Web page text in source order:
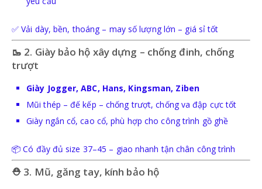
KHẨU TRANG
MẶT NẠ PHÒNG ĐỘC - BỤI
✅ Vải dày, bền, thoáng – may số lượng lớn – giá sỉ tốt
🥾 2. Giày bảo hộ xây dựng – chống đinh, chống
trượt
Giày Jogger, ABC, Hans, Kingsman, Ziben
Mũi thép – đế kếp – chống trượt, chống va đập cực tốt
Giày ngắn cổ, cao cổ, phù hợp cho công trình gồ ghề
📦 Có đầy đủ size 37–45 – giao nhanh tận chân công trình
⛑ 3. Mũ, găng tay, kính bảo hộ